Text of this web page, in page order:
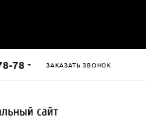
78 ЗАКАЗАТЬ ЗВОНОК